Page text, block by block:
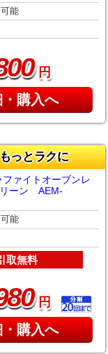
能
円
購入へ
っとラクに
ァイトオーブンレ
ーン AEM-
能
取無料
円
購入へ